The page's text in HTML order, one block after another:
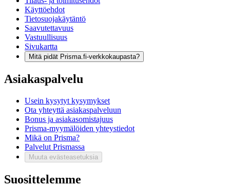
Käyttöehdot
Tietosuojakäytäntö
Saavutettavuus
Vastuullisuus
Sivukartta
Mitä pidät Prisma.fi-verkkokaupasta?
Asiakaspalvelu
Usein kysytyt kysymykset
Ota yhteyttä asiakaspalveluun
Bonus ja asiakasomistajuus
Prisma-myymälöiden yhteystiedot
Mikä on Prisma?
Palvelut Prismassa
Muuta evästeasetuksia
Suosittelemme